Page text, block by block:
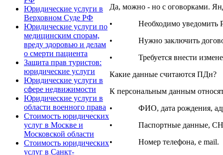
Юридические услуги в
Верховном Суде РФ
Юридические услуги по
медицинским спорам,
вреду здоровью и делам
о смерти пациента
Защита прав туристов:
юридические услуги
Юридические услуги в
сфере недвижимости
Юридические услуги в
области военного права
Стоимость юридических
услуг в Москве и
Московской области
Стоимость юридических
услуг в Санкт-
Да, можно - но с оговорками.
• Необходимо уведомить
• Нужно заключить договор
• Требуется внести
Какие данные считаются ПДн?
К персональным данным
• ФИО, дата рождения,
• Паспортные данные,
• Номер телефона, e mail.